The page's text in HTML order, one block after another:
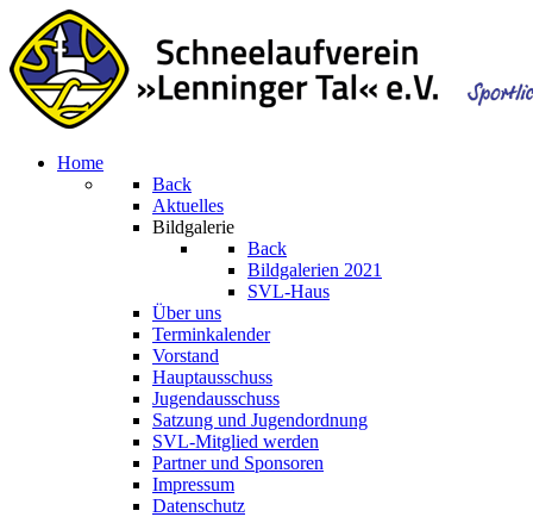
Home
Back
Aktuelles
Bildgalerie
Back
Bildgalerien 2021
SVL-Haus
Über uns
Terminkalender
Vorstand
Hauptausschuss
Jugendausschuss
Satzung und Jugendordnung
SVL-Mitglied werden
Partner und Sponsoren
Impressum
Datenschutz